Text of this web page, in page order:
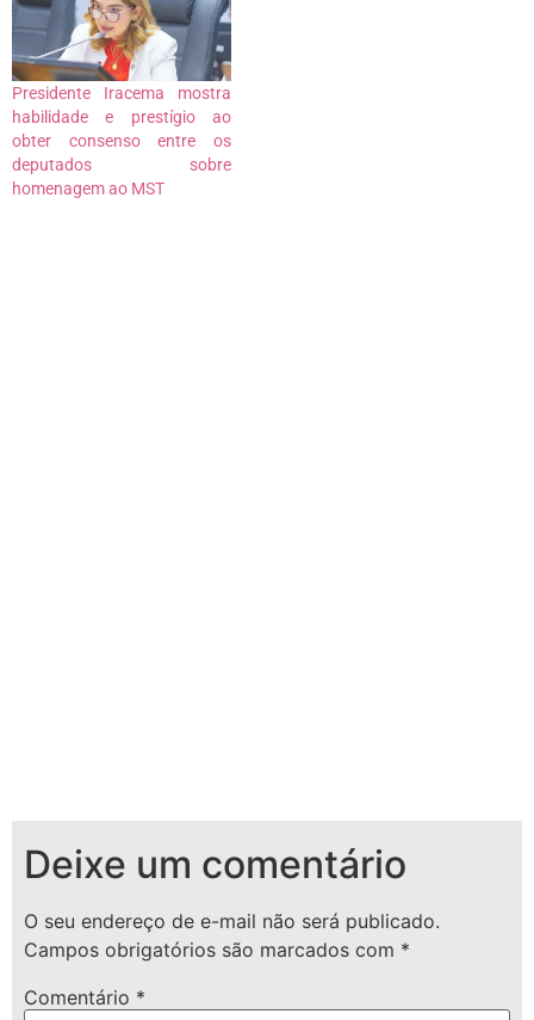
Presidente Iracema mostra
habilidade e prestígio ao
obter consenso entre os
deputados sobre
homenagem ao MST
Deixe um comentário
O seu endereço de e-mail não será publicado.
Campos obrigatórios são marcados com *
Comentário *